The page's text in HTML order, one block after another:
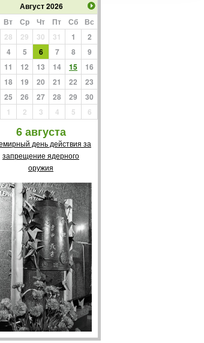
Август 2026
Вт Ср Чт Пт Сб
Вс
28 29 30 31 1
2
4 5 6 7 8
9
11 12 13 14 15
16
18 19 20 21 22
23
25 26 27 28 29
30
1 2 3 4 5 6
6 августа
день действия за
запрещение ядерного
оружия